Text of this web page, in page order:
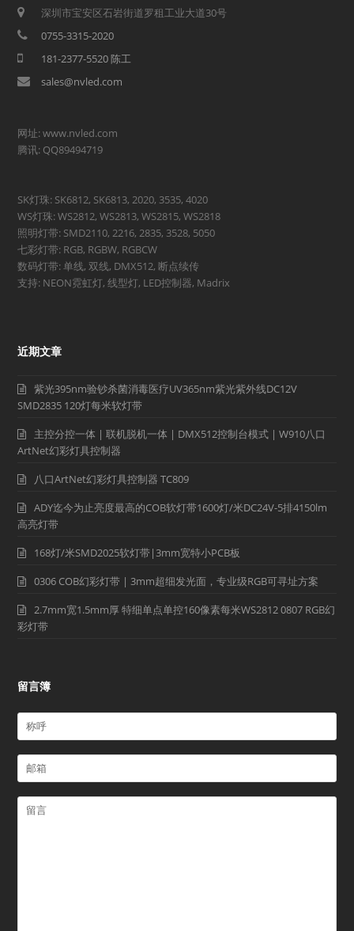
深圳市宝安区石岩街道罗租工业大道30号
0755-3315-2020
181-2377-5520 陈工
sales@nvled.com
网址: www.nvled.com
腾讯: QQ89494719
SK灯珠: SK6812, SK6813, 2020, 3535, 4020
WS灯珠: WS2812, WS2813, WS2815, WS2818
照明灯带: SMD2110, 2216, 2835, 3528, 5050
七彩灯带: RGB, RGBW, RGBCW
数码灯带: 单线, 双线, DMX512, 断点续传
支持: NEON霓虹灯, 线型灯, LED控制器, Madrix
近期文章
紫光395nm验钞杀菌消毒医疗UV365nm紫光紫外线DC12V
SMD2835 120灯每米软灯带
主控分控一体 | 联机脱机一体 | DMX512控制台模式 | W910八口
ArtNet幻彩灯具控制器
八口ArtNet幻彩灯具控制器 TC809
ADY迄今为止亮度最高的COB软灯带1600灯/米DC24V-5排4150lm
高亮灯带
168灯/米SMD2025软灯带|3mm宽特小PCB板
0306 COB幻彩灯带 | 3mm超细发光面，专业级RGB可寻址方案
2.7mm宽1.5mm厚 特细单点单控160像素每米WS2812 0807 RGB幻
彩灯带
留言簿